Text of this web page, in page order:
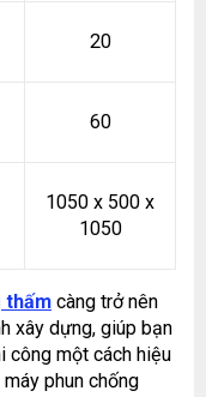
20
60
1050 x 500 x
1050
thấm càng trở nên
xây dựng, giúp bạn
công một cách hiệu
phun chống